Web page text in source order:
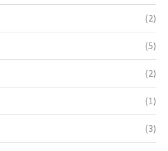
(2)
(5)
(2)
(1)
(3)